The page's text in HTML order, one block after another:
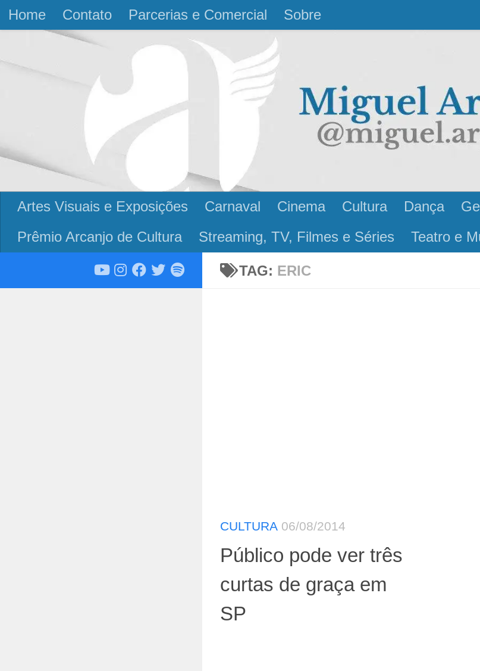
Skip to content
Home Contato Parcerias e Comercial Sobre
Artes Visuais e Exposições Carnaval Cinema Cultura Dança
Prêmio Arcanjo de Cultura
Streaming, TV, Filmes e Séries Teatro e
TAG: ERIC
CULTURA 06/08/2014
Público pode ver três
curtas de graça em
SP